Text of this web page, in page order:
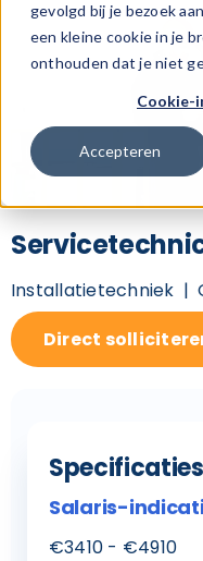
gevolgd bij je bezoek
een kleine cookie in je
onthouden dat je niet
Cookie-
Accepteren
Over ons
Installatietechniek
Direct
Specificaties
Salaris-
€3410 - €4910